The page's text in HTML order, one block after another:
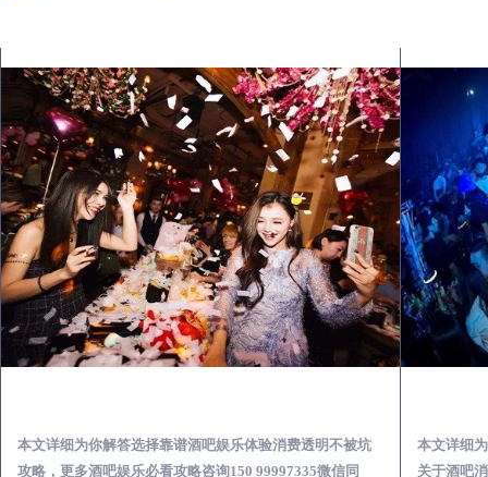
本文详细为你解答选择靠谱酒吧娱乐体验消费透明不被坑
攻略，更多酒吧娱乐必看攻略咨询150 99997335微信同
本文详细
关于酒吧